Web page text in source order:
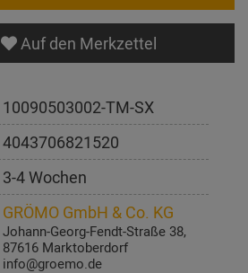
Auf den Merkzettel
10090503002-TM-SX
4043706821520
3-4 Wochen
GRÖMO GmbH & Co. KG
Johann-Georg-Fendt-Straße 38,
87616 Marktoberdorf
info@groemo.de